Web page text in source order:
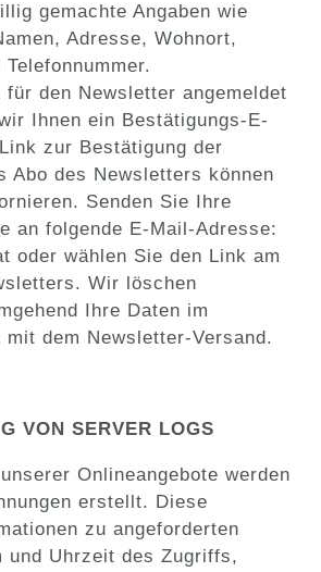
gemachte Angaben wie
Adresse, Wohnort,
den Newsletter angemeldet
Ihnen ein Bestätigungs-E-
zur Bestätigung der
Abo des Newsletters können
Senden Sie Ihre
an folgende E-Mail-Adresse:
oder wählen Sie den Link am
Wir löschen
Ihre Daten im
mit dem Newsletter-Versand.
VON SERVER LOGS
Onlineangebote werden
erstellt. Diese
zu angeforderten
und Uhrzeit des Zugriffs,